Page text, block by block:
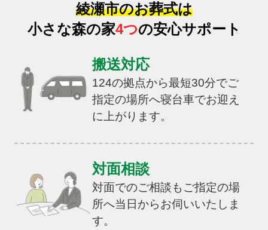
綾瀬市のお葬式は
小さな森の家4つの安心サポート
搬送対応
124の拠点から最短30分でご
指定の場所へ寝台車でお迎え
に上がります。
対面相談
対面でのご相談もご指定の場
所へ当日からお伺いいたしま
す。